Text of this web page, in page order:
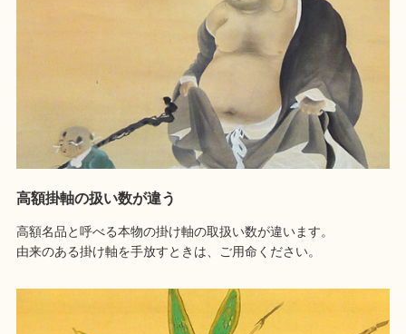
高額掛軸の扱い数が違う
高額名品と呼べる本物の掛け軸の取扱い数が違います。
由来のある掛け軸を手放すときは、ご用命ください。